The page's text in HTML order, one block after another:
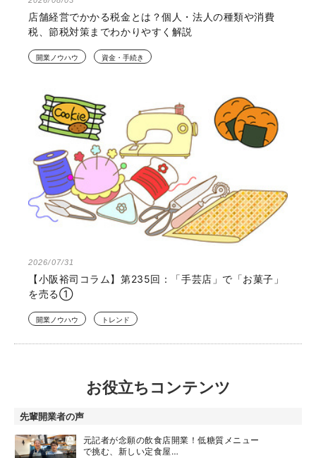
店舗経営でかかる税金とは？個人・法人の種類や消費
税、節税対策までわかりやすく解説
開業ノウハウ 資金・手続き
2026/07/31
【小阪裕司コラム】第235回：「手芸店」で「お菓子」
を売る①
開業ノウハウ トレンド
お役立ちコンテンツ
先輩開業者の声
元記者が念願の飲食店開業！低糖質メニュー
で挑む、新しい定食屋…